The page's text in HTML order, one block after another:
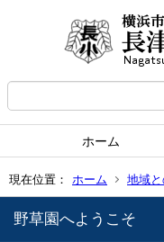
ホーム
現在位置： ホーム 地域と
野草園へようこそ